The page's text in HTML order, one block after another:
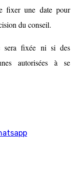
fixer une date pour
du conseil.
sera fixée ni si des
autorisées à se